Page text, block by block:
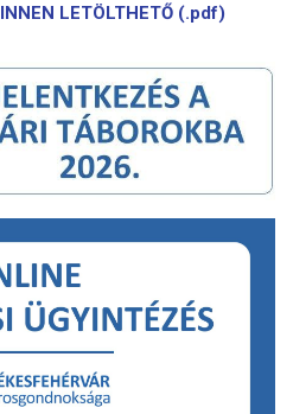
INNEN LETÖLTHETŐ (.pdf)